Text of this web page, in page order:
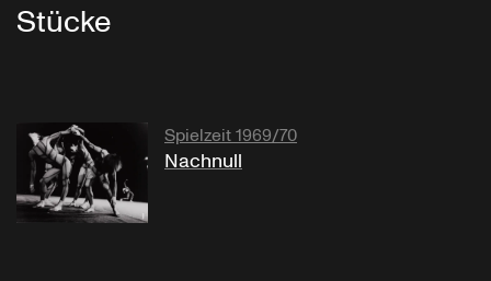
Stücke
Spielzeit 1969/70
Nachnull